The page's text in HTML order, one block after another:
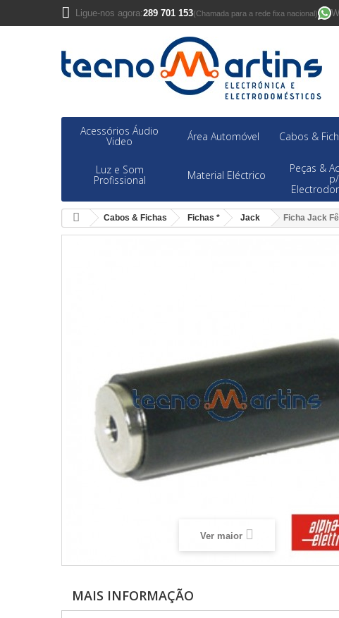
Ligue-nos agora:289 701 153(Chamada para a rede fixa nacional)
Acessórios Áudio
Video Área Automóvel Cabos &
Luz e Som
Profissional Material Eléctrico
Peças &
p/
Cabos & Fichas Fichas * Jack Ficha Jack
Ver maior
MAIS INFORMAÇÃO